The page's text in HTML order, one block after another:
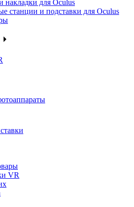
накладки для Oculus
станции и подставки для Oculus
VR